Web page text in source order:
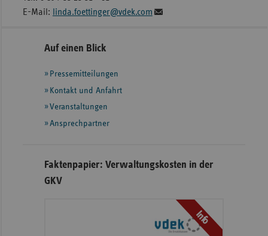
E-Mail:
linda.foettinger@vdek.com
Seitennavigation
Seitenleiste
weiteren
Informationen
Auf einen Blick
Pressemitteilungen
Kontakt und Anfahrt
Veranstaltungen
Ansprechpartner
Faktenpapier: Verwaltungskosten in der
GKV
Info